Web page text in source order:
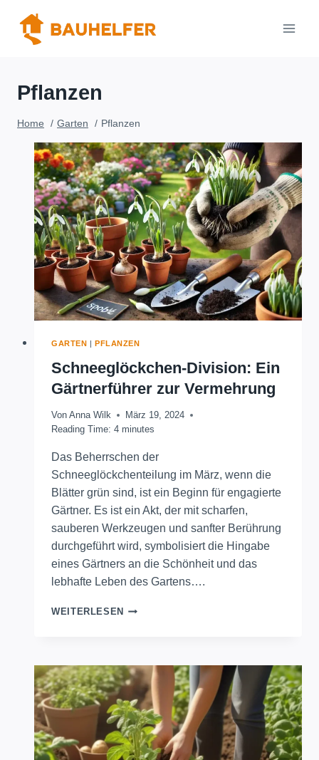
Inhalt
springen
Pflanzen
Home Garten Pflanzen
GARTEN PFLANZEN
Schneeglöckchen-Division: Ein
Gärtnerführer zur Vermehrung
Von Anna Wilk
März 19, 2024
Reading Time: 4 minutes
Das Beherrschen der
Schneeglöckchenteilung im März, wenn die
Blätter grün sind, ist ein Beginn für engagierte
Gärtner. Es ist ein Akt, der mit scharfen,
sauberen Werkzeugen und sanfter Berührung
durchgeführt wird, symbolisiert die Hingabe
eines Gärtners an die Schönheit und das
lebhafte Leben des Gartens….
WEITERLESEN SCHNEEGLÖCKCHEN-
ZUR
VERMEHRUNG